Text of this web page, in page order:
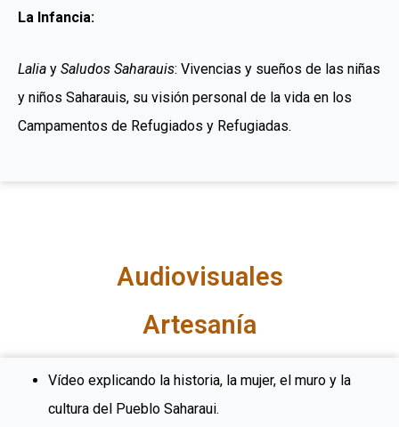
La Infancia:
Lalia y Saludos Saharauis: Vivencias y sueños de las niñas
y niños Saharauis, su visión personal de la vida en los
Campamentos de Refugiados y Refugiadas.
Audiovisuales
Artesanía
Vídeo explicando la historia, la mujer, el muro y la
cultura del Pueblo Saharaui.